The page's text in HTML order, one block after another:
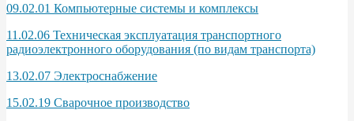
09.02.01 Компьютерные системы и комплексы
11.02.06 Техническая эксплуатация транспортного
радиоэлектронного оборудования (по видам транспорта)
13.02.07 Электроснабжение
15.02.19 Сварочное производство